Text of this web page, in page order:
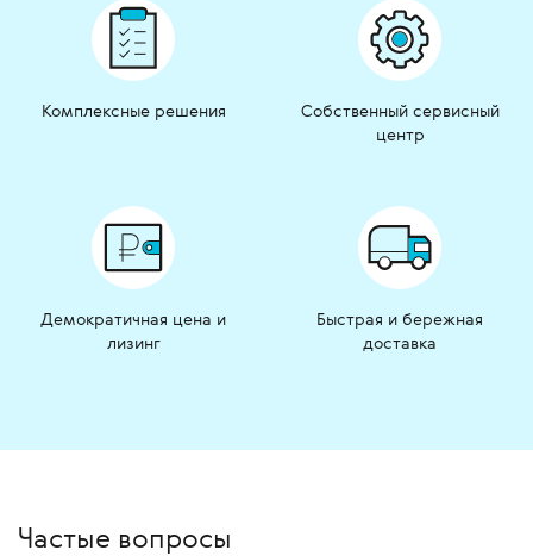
Комплексные решения
Собственный сервисный
центр
Демократичная цена и
лизинг
Быстрая и бережная
доставка
Частые вопросы